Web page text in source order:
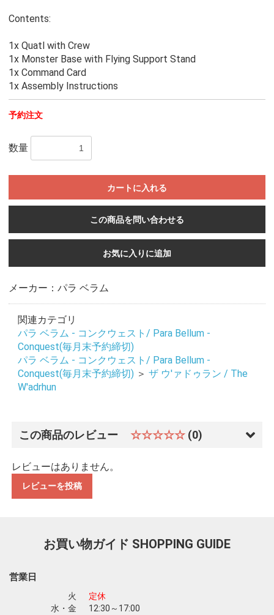
Contents:
1x Quatl with Crew
1x Monster Base with Flying Support Stand
1x Command Card
1x Assembly Instructions
予約注文
数量
カートに入れる
この商品を問い合わせる
お気に入りに追加
メーカー：パラ ベラム
関連カテゴリ
パラ ベラム - コンクウェスト/ Para Bellum -
Conquest(毎月末予約締切)
パラ ベラム - コンクウェスト/ Para Bellum -
Conquest(毎月末予約締切) ＞ ザ ウ'ァドゥラン / The
W'adrhun
この商品のレビュー ☆☆☆☆☆ (0)
レビューはありません。
レビューを投稿
お買い物ガイド SHOPPING GUIDE
営業日
火
定休
水・金
12:30～17:00